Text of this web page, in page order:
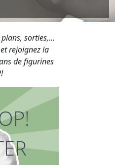
sorties,...
rejoignez la
de figurines